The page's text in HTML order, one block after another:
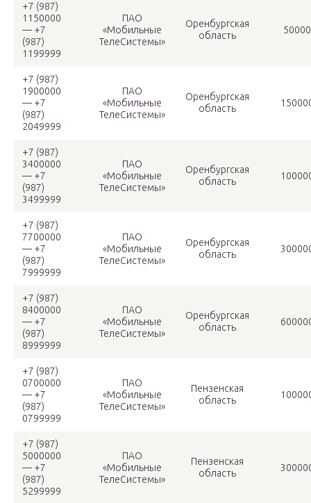
+7 (987)
1150000
— +7
(987)
1199999
ПАО
«Мобильные
ТелеСистемы»
Оренбургская
область
50000
+7 (987)
1900000
— +7
(987)
2049999
ПАО
«Мобильные
ТелеСистемы»
Оренбургская
область
+7 (987)
3400000
— +7
(987)
3499999
ПАО
«Мобильные
ТелеСистемы»
Оренбургская
область
+7 (987)
7700000
— +7
(987)
7999999
ПАО
«Мобильные
ТелеСистемы»
Оренбургская
область
+7 (987)
8400000
— +7
(987)
8999999
ПАО
«Мобильные
ТелеСистемы»
Оренбургская
область
+7 (987)
0700000
— +7
(987)
0799999
ПАО
«Мобильные
ТелеСистемы»
Пензенская
область
+7 (987)
5000000
— +7
(987)
5299999
ПАО
«Мобильные
ТелеСистемы»
Пензенская
область